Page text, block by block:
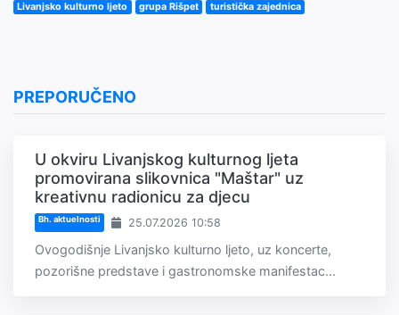
Livanjsko kulturno ljeto grupa Rišpet turistička zajednica
PREPORUČENO
U okviru Livanjskog kulturnog ljeta
promovirana slikovnica "Maštar" uz
kreativnu radionicu za djecu
Bh. aktuelnosti 25.07.2026 10:58
Ovogodišnje Livanjsko kulturno ljeto, uz koncerte,
pozorišne predstave i gastronomske manifestac...